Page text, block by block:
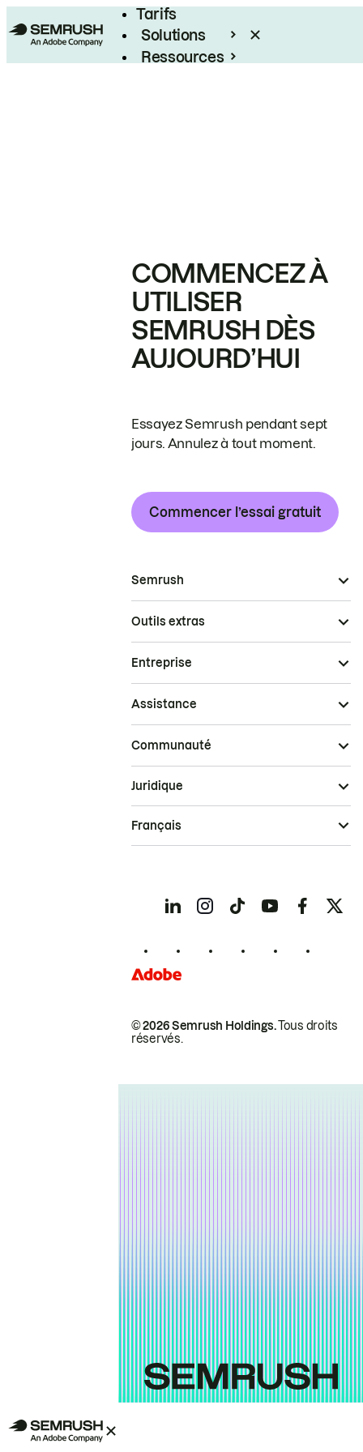
Tarifs
Solutions
Ressources
COMMENCEZ À
UTILISER
SEMRUSH DÈS
AUJOURD’HUI
Essayez Semrush pendant sept
jours. Annulez à tout moment.
Commencer l’essai gratuit
Semrush
Outils extras
Entreprise
Assistance
Communauté
© 2026 Semrush Holdings.Tous droits
réservés.
Juridique
Français